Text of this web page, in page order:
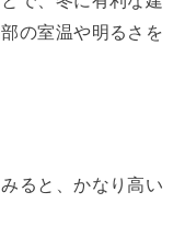
の室温や明るさを
ると、かなり高い